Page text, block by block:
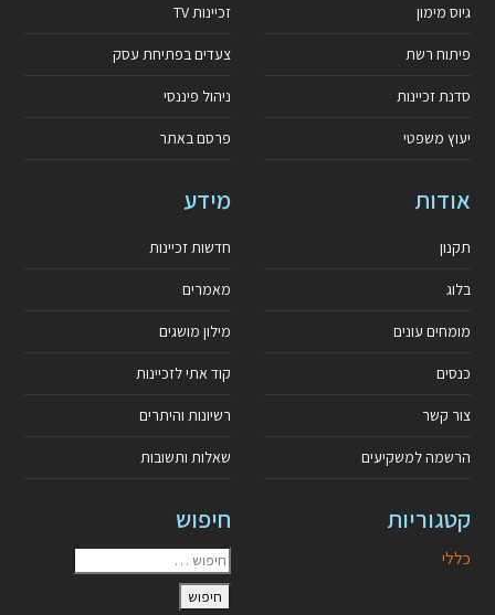
גיוס מימון
פיתוח רשת
סדנת זכיינות
יעוץ משפטי
זכיינות TV
צעדים בפתיחת עסק
ניהול פיננסי
פרסם באתר
אודות
תקנון
בלוג
מומחים עונים
כנסים
צור קשר
הרשמה למשקיעים
מידע
חדשות זכיינות
מאמרים
מילון מושגים
קוד אתי לזכיינות
רשיונות והיתרים
שאלות ותשובות
קטגוריות
כללי
חיפוש